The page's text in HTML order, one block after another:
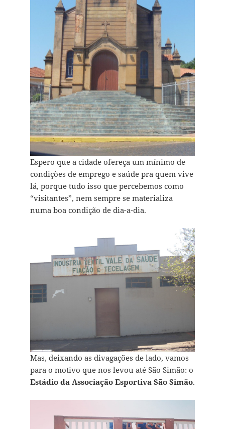
Espero que a cidade ofereça um mínimo de
condições de emprego e saúde pra quem vive
lá, porque tudo isso que percebemos como
“visitantes”, nem sempre se materializa
numa boa condição de dia-a-dia.
Mas, deixando as divagações de lado, vamos
para o motivo que nos levou até São Simão: o
Estádio da Associação Esportiva São Simão.